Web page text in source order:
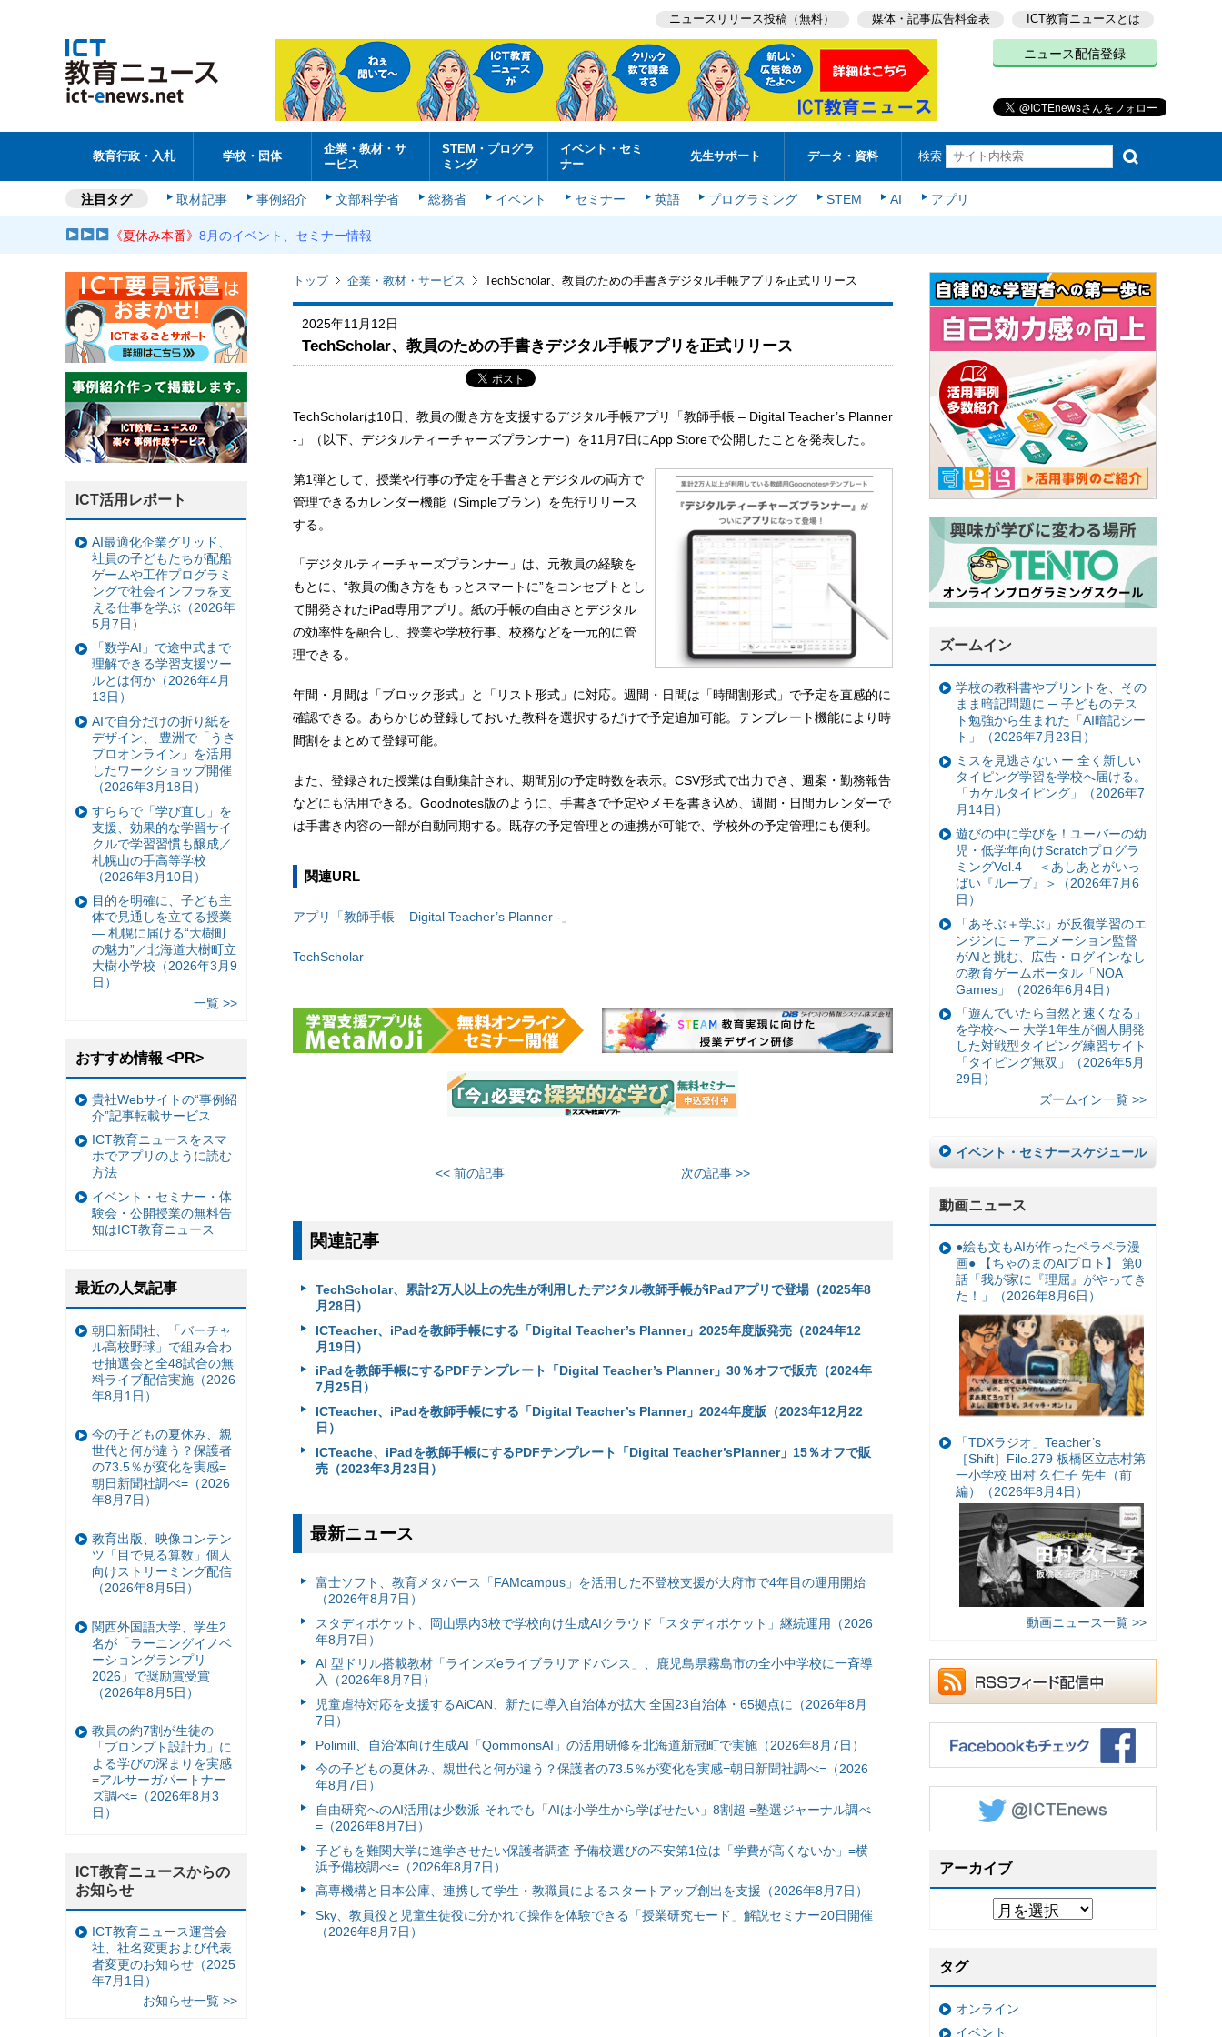
ニュースリリース投稿（無料） 媒体・記事広告料金表 ICT教育ニュースとは
ニュース配信登録
教育行政・入札 学校・団体
企業・教材・サ
ービス
STEM・プログラ
ミング
イベント・セミ
ナー
先生サポート データ・資料 検索
注目タグ 取材記事 事例紹介 文部科学省 総務省 イベント セミナー 英語 プログラミング STEM AI アプリ
《夏休み本番》8月のイベント、セミナー情報
トップ 企業・教材・サービス TechScholar、教員のための手書きデジタル手帳アプリを正式リリース
2025年11月12日
TechScholar、教員のための手書きデジタル手帳アプリを正式リリース
TechScholarは10日、教員の働き方を支援するデジタル手帳アプリ「教師手帳 – Digital Teacher’s Planner
-」（以下、デジタルティーチャーズプランナー）を11月7日にApp Storeで公開したことを発表した。
第1弾として、授業や行事の予定を手書きとデジタルの両方で
管理できるカレンダー機能（Simpleプラン）を先行リリース
する。
「デジタルティーチャーズプランナー」は、元教員の経験を
もとに、“教員の働き方をもっとスマートに”をコンセプトとし
て開発されたiPad専用アプリ。紙の手帳の自由さとデジタル
の効率性を融合し、授業や学校行事、校務などを一元的に管
理できる。
年間・月間は「ブロック形式」と「リスト形式」に対応。週間・日間は「時間割形式」で予定を直感的に
確認できる。あらかじめ登録しておいた教科を選択するだけで予定追加可能。テンプレート機能により時
間割をまとめて登録可能。
また、登録された授業は自動集計され、期間別の予定時数を表示。CSV形式で出力でき、週案・勤務報告
などにも活用できる。Goodnotes版のように、手書きで予定やメモを書き込め、週間・日間カレンダーで
は手書き内容の一部が自動同期する。既存の予定管理との連携が可能で、学校外の予定管理にも便利。
関連URL
アプリ「教師手帳 – Digital Teacher’s Planner -」
TechScholar
<< 前の記事 次の記事 >>
関連記事
TechScholar、累計2万人以上の先生が利用したデジタル教師手帳がiPadアプリで登場（2025年8
月28日）
ICTeacher、iPadを教師手帳にする「Digital Teacher’s Planner」2025年度版発売（2024年12
月19日）
iPadを教師手帳にするPDFテンプレート「Digital Teacher’s Planner」30％オフで販売（2024年
7月25日）
ICTeacher、iPadを教師手帳にする「Digital Teacher’s Planner」2024年度版（2023年12月22
日）
ICTeache、iPadを教師手帳にするPDFテンプレート「Digital Teacher’sPlanner」15％オフで販
売（2023年3月23日）
最新ニュース
富⼠ソフト、教育メタバース「FAMcampus」を活用した不登校支援が大府市で4年目の運用開始
（2026年8月7日）
スタディポケット、岡山県内3校で学校向け生成AIクラウド「スタディポケット」継続運用（2026
年8月7日）
AI 型ドリル搭載教材「ラインズeライブラリアドバンス」、鹿児島県霧島市の全小中学校に一斉導
入（2026年8月7日）
児童虐待対応を支援するAiCAN、新たに導入自治体が拡大 全国23自治体・65拠点に（2026年8月
7日）
Polimill、自治体向け生成AI「QommonsAI」の活用研修を北海道新冠町で実施（2026年8月7日）
今の子どもの夏休み、親世代と何が違う？保護者の73.5％が変化を実感=朝日新聞社調べ=（2026
年8月7日）
自由研究へのAI活用は少数派-それでも「AIは小学生から学ばせたい」8割超 =塾選ジャーナル調べ
=（2026年8月7日）
子どもを難関大学に進学させたい保護者調査 予備校選びの不安第1位は「学費が高くないか」=横
浜予備校調べ=（2026年8月7日）
高専機構と日本公庫、連携して学生・教職員によるスタートアップ創出を支援（2026年8月7日）
Sky、教員役と児童生徒役に分かれて操作を体験できる「授業研究モード」解説セミナー20日開催
（2026年8月7日）
ズームイン
学校の教科書やプリントを、その
まま暗記問題に ─ 子どものテス
ト勉強から生まれた「AI暗記シー
ト」（2026年7月23日）
ミスを見逃さない ー 全く新しい
タイピング学習を学校へ届ける。
「カケルタイピング」（2026年7
月14日）
遊びの中に学びを！ユーバーの幼
児・低学年向けScratchプログラ
ミングVol.4 ＜あしあとがいっ
ぱい『ループ』＞（2026年7月6
日）
「あそぶ＋学ぶ」が反復学習のエ
ンジンに ─ アニメーション監督
がAIと挑む、広告・ログインなし
の教育ゲームポータル「NOA
Games」（2026年6月4日）
「遊んでいたら自然と速くなる」
を学校へ ─ 大学1年生が個人開発
した対戦型タイピング練習サイト
「タイピング無双」（2026年5月
29日）
ズームイン一覧 >>
イベント・セミナースケジュール
動画ニュース
●絵も文もAIが作ったペラペラ漫
画● 【ちゃのまのAIプロト】 第0
話「我が家に『理屈』がやってき
た！」（2026年8月6日）
「TDXラジオ」Teacher’s
［Shift］File.279 板橋区立志村第
一小学校 田村 久仁子 先生（前
編）（2026年8月4日）
動画ニュース一覧 >>
アーカイブ
タグ
オンライン
イベント
ICT活用レポート
AI最適化企業グリッド、
社員の子どもたちが配船
ゲームや工作プログラミ
ングで社会インフラを支
える仕事を学ぶ（2026年
5月7日）
「数学AI」で途中式まで
理解できる学習支援ツー
ルとは何か（2026年4月
13日）
AIで自分だけの折り紙を
デザイン、 豊洲で「うさ
プロオンライン」を活用
したワークショップ開催
（2026年3月18日）
すららで「学び直し」を
支援、効果的な学習サイ
クルで学習習慣も醸成／
札幌山の手高等学校
（2026年3月10日）
目的を明確に、子ども主
体で見通しを立てる授業
— 札幌に届ける“大樹町
の魅力”／北海道大樹町立
大樹小学校（2026年3月9
日）
一覧 >>
おすすめ情報 <PR>
貴社Webサイトの“事例紹
介”記事転載サービス
ICT教育ニュースをスマ
ホでアプリのように読む
方法
イベント・セミナー・体
験会・公開授業の無料告
知はICT教育ニュース
最近の人気記事
朝日新聞社、「バーチャ
ル高校野球」で組み合わ
せ抽選会と全48試合の無
料ライブ配信実施（2026
年8月1日）
今の子どもの夏休み、親
世代と何が違う？保護者
の73.5％が変化を実感=
朝日新聞社調べ=（2026
年8月7日）
教育出版、映像コンテン
ツ「目で見る算数」個人
向けストリーミング配信
（2026年8月5日）
関西外国語大学、学生2
名が「ラーニングイノベ
ーショングランプリ
2026」で奨励賞受賞
（2026年8月5日）
教員の約7割が生徒の
「プロンプト設計力」に
よる学びの深まりを実感
=アルサーガパートナー
ズ調べ=（2026年8月3
日）
ICT教育ニュースからの
お知らせ
ICT教育ニュース運営会
社、社名変更および代表
者変更のお知らせ（2025
年7月1日）
お知らせ一覧 >>